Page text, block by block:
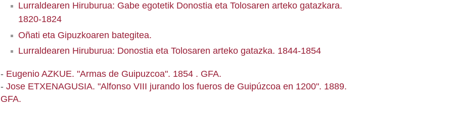
Lurraldearen Hiruburua: Gabe egotetik Donostia eta Tolosaren arteko gatazkara.
1820-1824
Oñati eta Gipuzkoaren bategitea.
Lurraldearen Hiruburua: Donostia eta Tolosaren arteko gatazka. 1844-1854
- Eugenio AZKUE. "Armas de Guipuzcoa". 1854 . GFA.
- Jose ETXENAGUSIA. "Alfonso VIII jurando los fueros de Guipúzcoa en 1200". 1889.
GFA.